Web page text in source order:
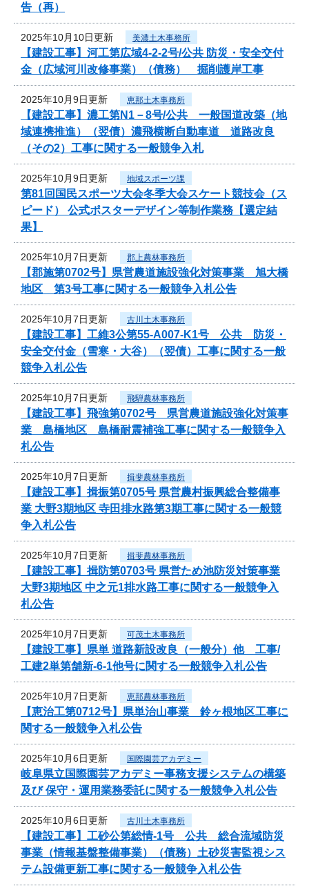
告（再）
2025年10月10日更新 美濃土木事務所
【建設工事】河工第広域4-2-2号/公共 防災・安全交付
金（広域河川改修事業）（債務） 掘削護岸工事
2025年10月9日更新 恵那土木事務所
【建設工事】濃工第N1－8号/公共 一般国道改築（地
域連携推進）（翌債）濃飛横断自動車道 道路改良
（その2）工事に関する一般競争入札
2025年10月9日更新 地域スポーツ課
第81回国民スポーツ大会冬季大会スケート競技会（ス
ピード） 公式ポスターデザイン等制作業務【選定結
果】
2025年10月7日更新 郡上農林事務所
【郡施第0702号】県営農道施設強化対策事業 旭大橋
地区 第3号工事に関する一般競争入札公告
2025年10月7日更新 古川土木事務所
【建設工事】工維3公第55-A007-K1号 公共 防災・
安全交付金（雪寒・大谷）（翌債）工事に関する一般
競争入札公告
2025年10月7日更新 飛騨農林事務所
【建設工事】飛強第0702号 県営農道施設強化対策事
業 島橋地区 島橋耐震補強工事に関する一般競争入
札公告
2025年10月7日更新 揖斐農林事務所
【建設工事】揖振第0705号 県営農村振興総合整備事
業 大野3期地区 寺田排水路第3期工事に関する一般競
争入札公告
2025年10月7日更新 揖斐農林事務所
【建設工事】揖防第0703号 県営ため池防災対策事業
大野3期地区 中之元1排水路工事に関する一般競争入
札公告
2025年10月7日更新 可茂土木事務所
【建設工事】県単 道路新設改良（一般分）他 工事/
工建2単第舗新-6-1他号に関する一般競争入札公告
2025年10月7日更新 恵那農林事務所
【恵治工第0712号】県単治山事業 鈴ヶ根地区工事に
関する一般競争入札公告
2025年10月6日更新 国際園芸アカデミー
岐阜県立国際園芸アカデミー事務支援システムの構築
及び 保守・運用業務委託に関する一般競争入札公告
2025年10月6日更新 古川土木事務所
【建設工事】工砂公第総情-1号 公共 総合流域防災
事業（情報基盤整備事業）（債務）土砂災害監視シス
テム設備更新工事に関する一般競争入札公告